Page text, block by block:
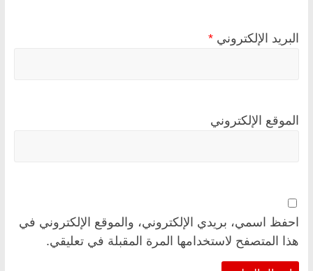
البريد الإلكتروني *
الموقع الإلكتروني
احفظ اسمي، بريدي الإلكتروني، والموقع الإلكتروني في
هذا المتصفح لاستخدامها المرة المقبلة في تعليقي.